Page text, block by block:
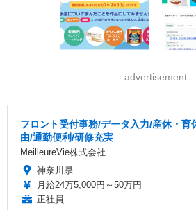
advertisement
フロント受付事務/データ入力/産休・育
由/通勤便利/研修充実
MeilleureVie株式会社
神奈川県
月給24万5,000円～50万円
正社員